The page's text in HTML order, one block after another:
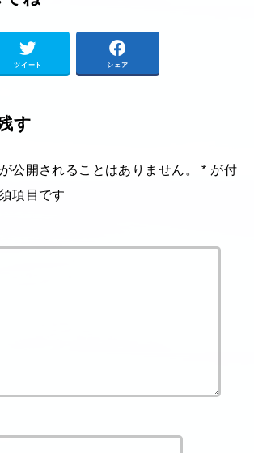
ツイート シェア
す
公開されることはありません。 * が付
項目です